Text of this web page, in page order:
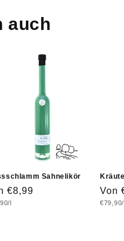
auch
Sahnelikör
€8,99
l
Preis
Von